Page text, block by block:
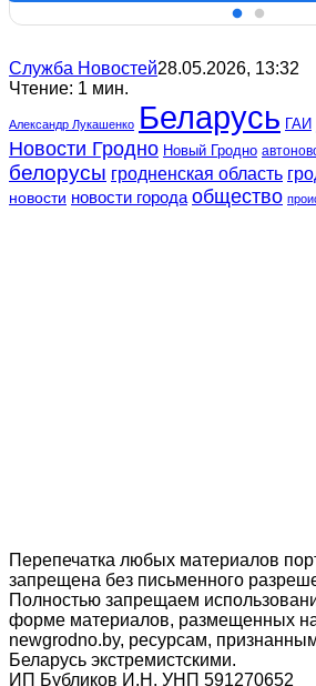
Служба Новостей28.05.2026, 13:32
Чтение: 1 мин.
Александр Лукашенко Беларусь ГАИ
Новости Гродно Новый Гродно
белорусы гродненская область
новости новости города общество
Перепечатка любых материалов
запрещена без письменного
Полностью запрещаем
форме материалов, размещенных
newgrodno.by, ресурсам,
Беларусь экстремистскими.
ИП Бубликов И.Н. УНП 591270652